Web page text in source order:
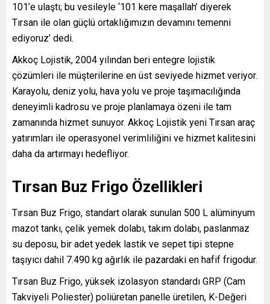
101’e ulaştı; bu vesileyle ‘101 kere maşallah’ diyerek
Tırsan ile olan güçlü ortaklığımızın devamını temenni
ediyoruz’ dedi.
Akkoç Lojistik, 2004 yılından beri entegre lojistik
çözümleri ile müşterilerine en üst seviyede hizmet veriyor.
Karayolu, deniz yolu, hava yolu ve proje taşımacılığında
deneyimli kadrosu ve proje planlamaya özeni ile tam
zamanında hizmet sunuyor. Akkoç Lojistik yeni Tırsan araç
yatırımları ile operasyonel verimliliğini ve hizmet kalitesini
daha da artırmayı hedefliyor.
Tırsan Buz Frigo Özellikleri
Tırsan Buz Frigo, standart olarak sunulan 500 L alüminyum
mazot tankı, çelik yemek dolabı, takım dolabı, paslanmaz
su deposu, bir adet yedek lastik ve sepet tipi stepne
taşıyıcı dahil 7.490 kg ağırlık ile pazardaki en hafif frigodur.
Tırsan Buz Frigo, yüksek izolasyon standardı GRP (Cam
Takviyeli Poliester) poliüretan panelle üretilen, K-Değeri